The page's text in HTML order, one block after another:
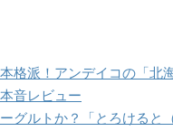
格派！アンデイコの「北
音レビュー
グルトか？「とろけると